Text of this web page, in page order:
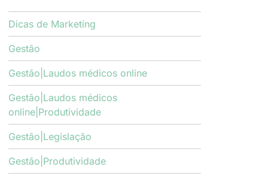
Dicas de Marketing
Gestão
Gestão|Laudos médicos online
Gestão|Laudos médicos
online|Produtividade
Gestão|Legislação
Gestão|Produtividade